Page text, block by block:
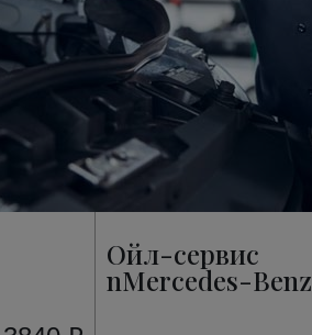
Ойл-сервис
nMercedes-Benz